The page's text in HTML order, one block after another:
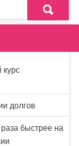
долгов
быстрее на